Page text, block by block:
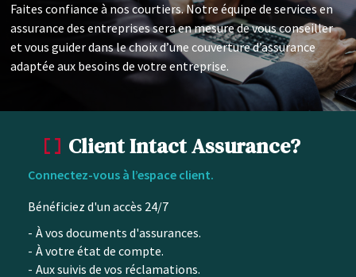
Faites confiance à nos courtiers. Notre équipe de services en
assurance des entreprises sera en mesure de vous conseiller
et vous guider dans le choix d’une couverture d’assurance
adaptée aux besoins de votre entreprise.
Client Intact Assurance?
Connectez-vous à l’espace client.
Bénéficiez d'un accès 24/7
À vos documents d'assurances.
À votre état de compte.
Aux suivis de vos réclamations.